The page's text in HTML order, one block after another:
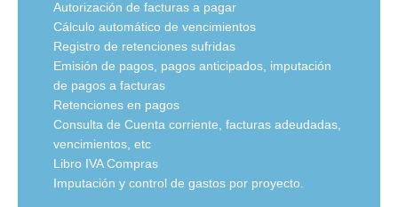
Autorización de facturas a pagar
Cálculo automático de vencimientos
Registro de retenciones sufridas
Emisión de pagos, pagos anticipados, imputación
de pagos a facturas
Retenciones en pagos
Consulta de Cuenta corriente, facturas adeudadas,
vencimientos, etc
Libro IVA Compras
Imputación y control de gastos por proyecto.